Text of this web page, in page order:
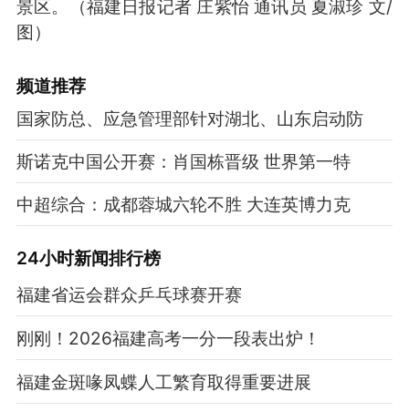
景区。
（福建日报记者 庄紫怡 通讯员 夏淑珍 文/
图）
频道推荐
国家防总、应急管理部针对湖北、山东启动防
斯诺克中国公开赛：肖国栋晋级 世界第一特
中超综合：成都蓉城六轮不胜 大连英博力克
24小时新闻排行榜
福建省运会群众乒乓球赛开赛
刚刚！2026福建高考一分一段表出炉！
福建金斑喙凤蝶人工繁育取得重要进展